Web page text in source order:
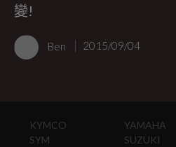
變!
Ben 2015/09/04
KYMCO
SYM
YAMAHA
SUZUKI